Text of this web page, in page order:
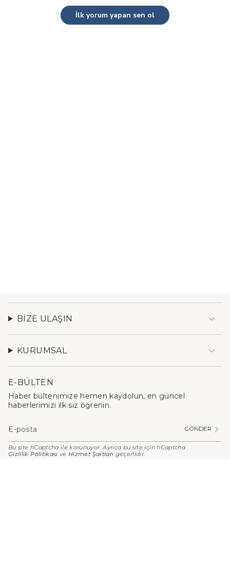
İlk yorum yapan sen ol
BIZE ULAŞIN
KURUMSAL
E-BÜLTEN
Haber bültenimize hemen kaydolun, en güncel
haberlerimizi ilk siz öğrenin.
GÖNDER
Bu site hCaptcha ile korunuyor. Ayrıca bu site için hCaptcha
Gizlilik Politikası ve Hizmet Şartları geçerlidir.